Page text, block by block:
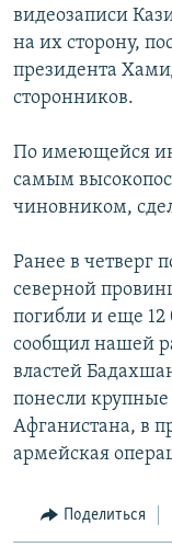
Все сайты РСЕ/
видеозаписи
на их сторону,
президента
сторонников.
По имеющейся
самым
чиновником,
Ранее в четверг
северной
погибли и еще 12
сообщил нашей
властей
понесли
Афганистана, в
армейская
Поделиться